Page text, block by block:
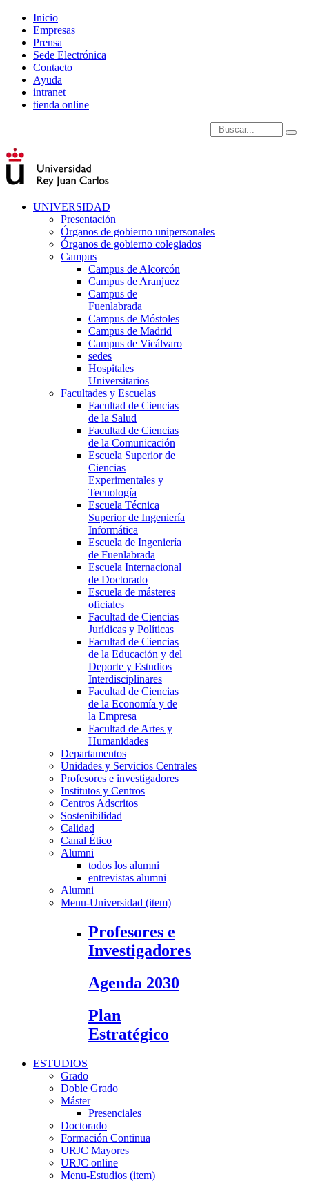
Inicio
Empresas
Prensa
Sede Electrónica
Contacto
Ayuda
intranet
tienda online
Introduce términos de
UNIVERSIDAD
Presentación
Órganos de gobierno unipersonales
Órganos de gobierno colegiados
Campus
Campus de Alcorcón
Campus de Aranjuez
Campus de
Fuenlabrada
Campus de Móstoles
Campus de Madrid
Campus de Vicálvaro
sedes
Hospitales
Universitarios
Facultades y Escuelas
Facultad de Ciencias
de la Salud
Facultad de Ciencias
de la Comunicación
Escuela Superior de
Ciencias
Experimentales y
Tecnología
Escuela Técnica
Superior de Ingeniería
Informática
Escuela de Ingeniería
de Fuenlabrada
Escuela Internacional
de Doctorado
Escuela de másteres
oficiales
Facultad de Ciencias
Jurídicas y Políticas
Facultad de Ciencias
de la Educación y del
Deporte y Estudios
Interdisciplinares
Facultad de Ciencias
de la Economía y de
la Empresa
Facultad de Artes y
Humanidades
Departamentos
Unidades y Servicios Centrales
Profesores e investigadores
Institutos y Centros
Centros Adscritos
Sostenibilidad
Calidad
Canal Ético
Alumni
todos los alumni
entrevistas alumni
Alumni
Menu-Universidad (item)
Profesores e
Investigadores
Agenda 2030
Plan
Estratégico
ESTUDIOS
Grado
Doble Grado
Máster
Presenciales
Doctorado
Formación Continua
URJC Mayores
URJC online
Menu-Estudios (item)